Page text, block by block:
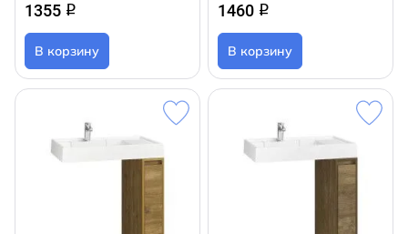
1355 q
В корзину
1460 q
В корзину